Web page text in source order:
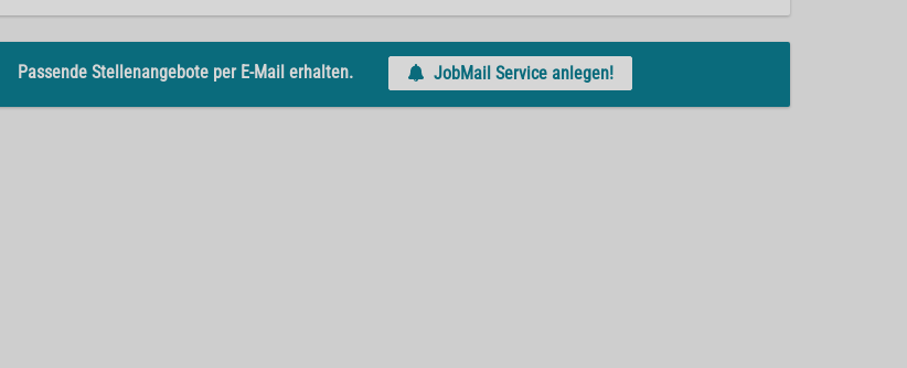
Passende Stellenangebote per E-Mail erhalten. JobMail Service anlegen!